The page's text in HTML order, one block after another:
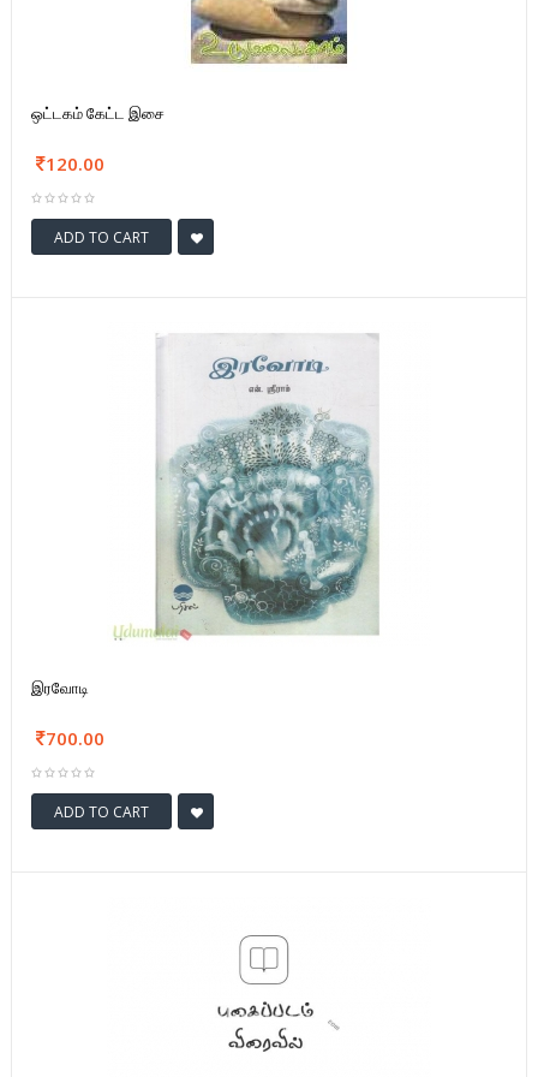
ஒட்டகம் கேட்ட இசை
120.00
ADD TO CART
இரவோடி
700.00
ADD TO CART